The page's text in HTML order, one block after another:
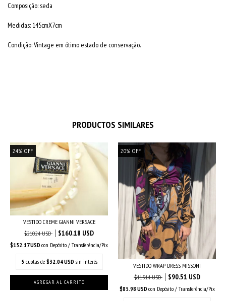
Composição: seda
Medidas: 145cmX7cm
Condição: Vintage em ótimo estado de conservação.
PRODUCTOS SIMILARES
24% OFF
VESTIDO CREME GIANNI VERSACE
$210.24 USD
$160.18 USD
$152.17 USD con Depósito / Transferência/Pix
5 cuotas de $32.04 USD sin interés
20% OFF
VESTIDO WRAP DRESS MISSONI
$113.14 USD
$90.51 USD
$85.98 USD con Depósito / Transferência/Pix